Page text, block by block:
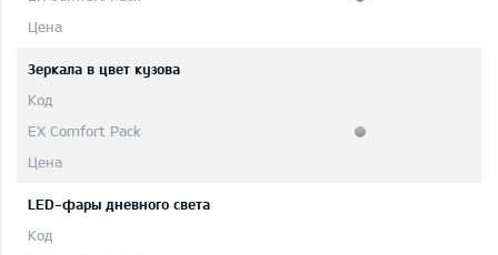
Зеркала в цвет кузова
LED-фары дневного света